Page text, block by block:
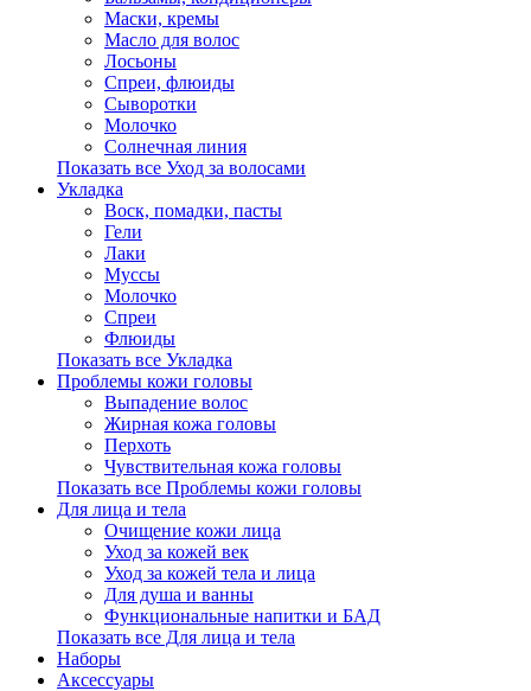
Маски, кремы
Масло для волос
Лосьоны
Спреи, флюиды
Сыворотки
Молочко
Солнечная линия
Показать все Уход за волосами
Укладка
Воск, помадки, пасты
Гели
Лаки
Муссы
Молочко
Спреи
Флюиды
Показать все Укладка
Проблемы кожи головы
Выпадение волос
Жирная кожа головы
Перхоть
Чувствительная кожа головы
Показать все Проблемы кожи головы
Для лица и тела
Очищение кожи лица
Уход за кожей век
Уход за кожей тела и лица
Для душа и ванны
Функциональные напитки и БАД
Показать все Для лица и тела
Наборы
Аксессуары